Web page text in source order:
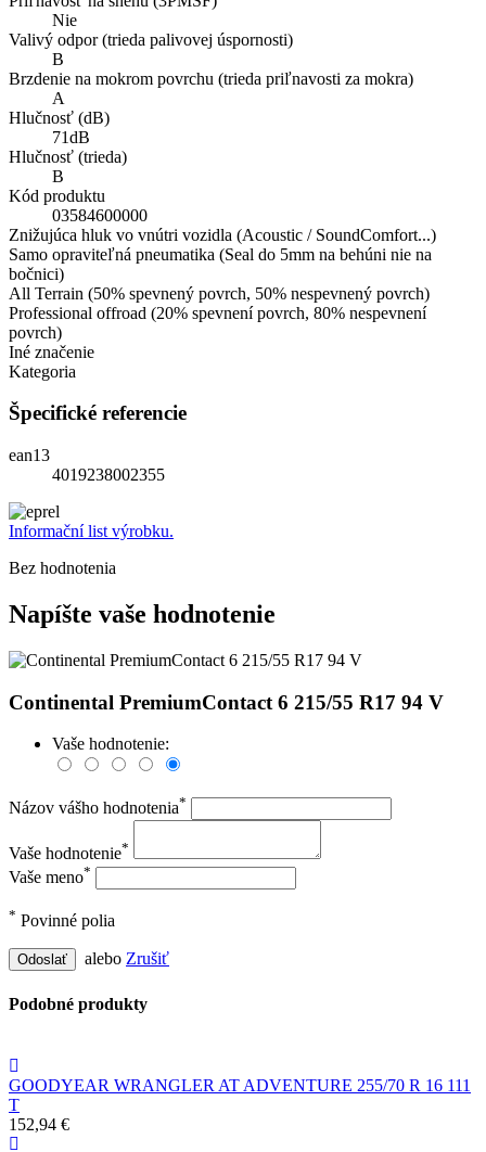
Nie
Valivý odpor (trieda palivovej úspornosti)
B
Brzdenie na mokrom povrchu (trieda priľnavosti za mokra)
A
Hlučnosť (dB)
71dB
Hlučnosť (trieda)
B
Kód produktu
03584600000
Znižujúca hluk vo vnútri vozidla (Acoustic / SoundComfort...)
Samo opraviteľná pneumatika (Seal do 5mm na behúni nie na
bočnici)
All Terrain (50% spevnený povrch, 50% nespevnený povrch)
Professional offroad (20% spevnení povrch, 80% nespevnení
povrch)
Iné značenie
Kategoria
Špecifické referencie
ean13
4019238002355
Informační list výrobku.
Bez hodnotenia
Napíšte vaše hodnotenie
Continental PremiumContact 6 215/55 R17 94 V
Vaše hodnotenie:
Názov vášho hodnotenia*
Vaše hodnotenie*
Vaše meno*
* Povinné polia
Odoslať alebo Zrušiť
Podobné produkty
GOODYEAR WRANGLER AT ADVENTURE 255/70 R 16 111
T
152,94 €